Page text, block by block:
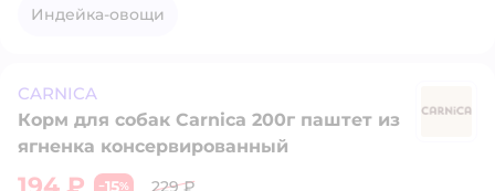
индейка-овощи
CARNICA
Корм для собак Carnica 200г паштет из
ягненка консервированный
−15%
229 ₽